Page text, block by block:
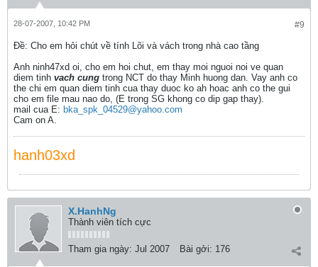
#9
28-07-2007, 10:42 PM
Ðề: Cho em hỏi chút về tính Lõi và vách trong nhà cao tầng
Anh ninh47xd oi, cho em hoi chut, em thay moi nguoi noi ve quan
diem tinh vach cung trong NCT do thay Minh huong dan. Vay anh co
the chi em quan diem tinh cua thay duoc ko ah hoac anh co the gui
cho em file mau nao do, (E trong SG khong co dip gap thay).
mail cua E: bka_spk_04529@yahoo.com
Cam on A.
hanh03xd
X.HanhNg
Thành viên tích cực
Tham gia ngày: Jul 2007 Bài gởi: 176